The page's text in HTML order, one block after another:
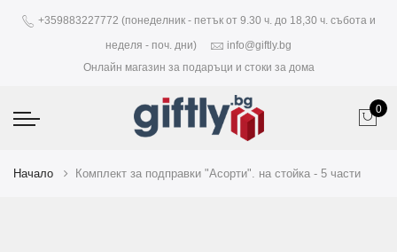
+359883227772 (понеделник - петък от 9.30 ч. до 18,30 ч. събота и
неделя - поч. дни)
info@giftly.bg
Онлайн магазин за подаръци и стоки за дома
0
Начало Комплект за подправки "Асорти". на стойка - 5 части